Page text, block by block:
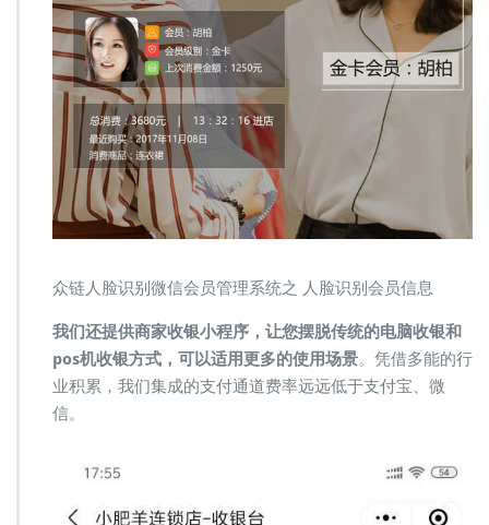
众链人脸识别微信会员管理系统之 人脸识别会员信息
我们还提供商家收银小程序，让您摆脱传统的电脑收银和
pos机收银方式，可以适用更多的使用场景。凭借多能的行
业积累，我们集成的支付通道费率远远低于支付宝、微
信。